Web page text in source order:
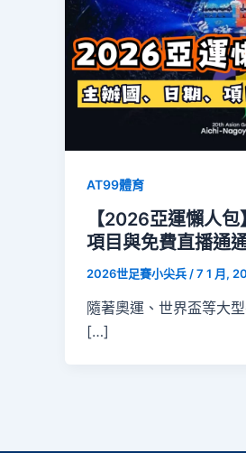
AT99體育
【2026亞運懶人
項目與免費直播通
2026世足賽小尖兵 /7 1 月,
隨著奧運、世界盃等大
[…]